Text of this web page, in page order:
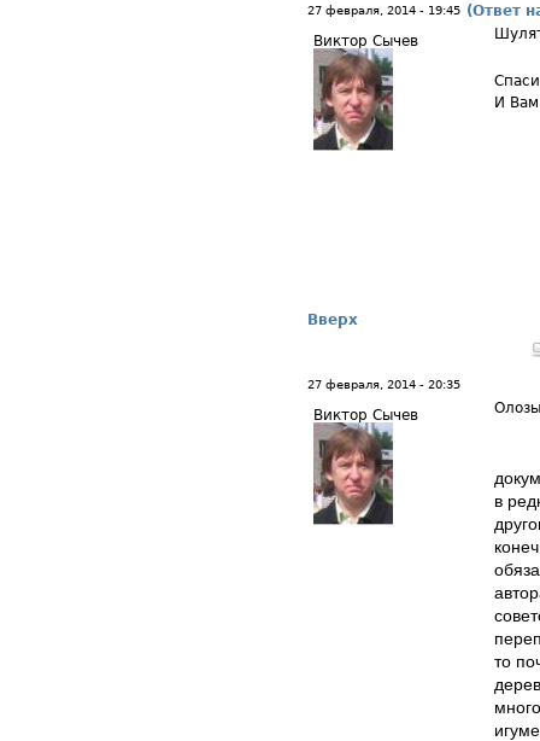
27 февраля, 2014 - 19:45 (Ответ
Виктор Сычев
И
Вверх
27 февраля, 2014 - 20:35
Виктор Сычев Олозы
в
то